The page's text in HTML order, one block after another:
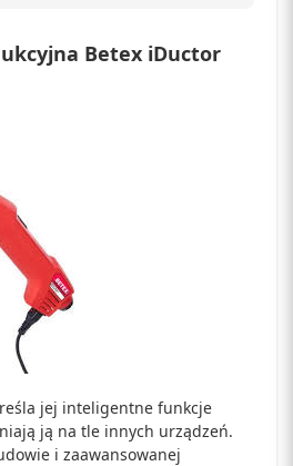
Betex iDuctor
jej inteligentne funkcje
ją na tle innych urządzeń.
i zaawansowanej